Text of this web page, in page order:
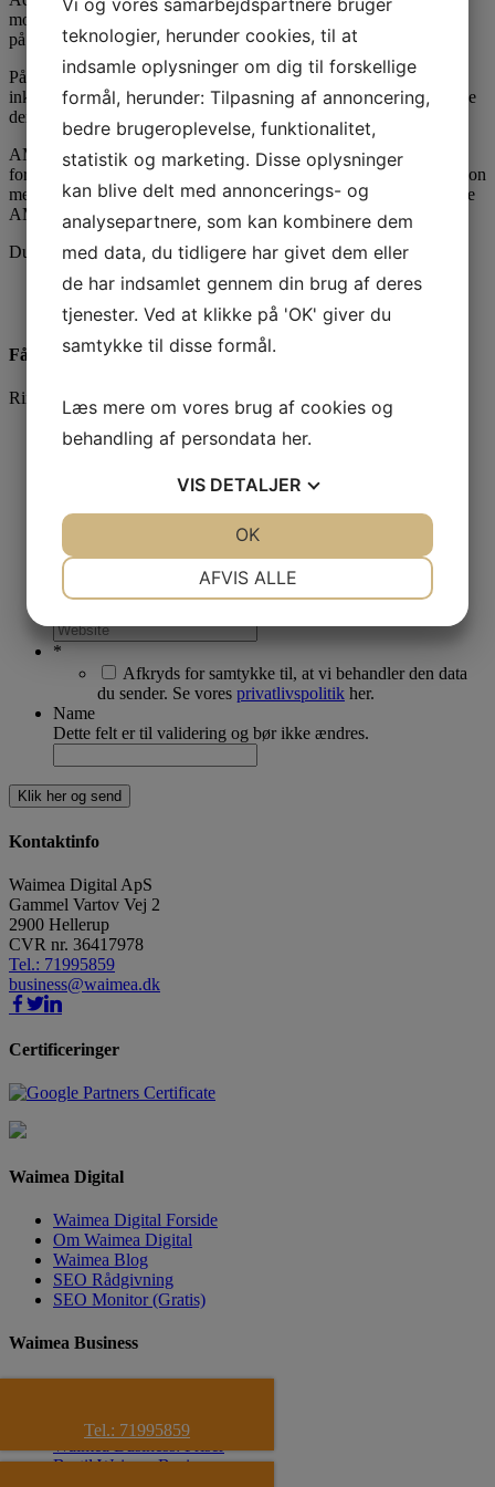
mobil webside kodes, så den kan indlæses næsten med det samme
på mobile enheder.
På Alle Waimea Business hjemmesider er der som standard
inkluderet AMP på alle de sider, hvor de kan lade sig gøre, at bruge
denne teknik.
AMP er på Waimea Business implementeret i en særlig optimeret
form, der gør brugervenligheden større og sikrer en bedre integration
med resten af din hjemmeside, end det normalt er tilfældet på andre
AMP-sider.
Du kan læse mere omWaimea Business AMP her.
Få et godt tilbud
Ring og få en snak på 71995859eller brug kontaktformularen
*
Afkryds for samtykke til, at vi behandler den data
du sender. Se vores privatlivspolitik her.
Name
Dette felt er til validering og bør ikke ændres.
Kontaktinfo
Waimea Digital ApS
Gammel Vartov Vej 2
2900 Hellerup
CVR nr. 36417978
Tel.: 71995859
business@waimea.dk
Certificeringer
Waimea Digital
Waimea Digital Forside
Om Waimea Digital
Waimea Blog
SEO Rådgivning
SEO Monitor (Gratis)
Waimea Business
Alle Features
Waimea Business: Priser
Bestil Waimea Business
Tel.: 71995859
Vi og vores samarbejdspartnere bruger
teknologier, herunder cookies, til at
indsamle oplysninger om dig til forskellige
formål, herunder: Tilpasning af annoncering,
bedre brugeroplevelse, funktionalitet,
statistik og marketing. Disse oplysninger
kan blive delt med annoncerings- og
analysepartnere, som kan kombinere dem
med data, du tidligere har givet dem eller
de har indsamlet gennem din brug af deres
tjenester. Ved at klikke på 'OK' giver du
samtykke til disse formål.
Læs mere om vores brug af cookies og
behandling af persondata her.
VIS DETALJER
MARKETING
AFVIS ALLE
OK